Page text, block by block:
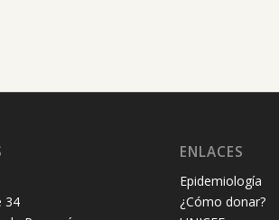
34
ENLACES
Epidemiología
¿Cómo donar?